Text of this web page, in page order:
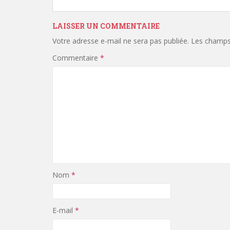
LAISSER UN COMMENTAIRE
Votre adresse e-mail ne sera pas publiée. Les
Commentaire *
Nom *
E-mail *